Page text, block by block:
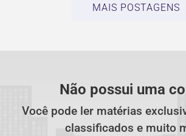
MAIS POSTAGENS
Não possui uma
Você pode ler matérias
classificados e muito